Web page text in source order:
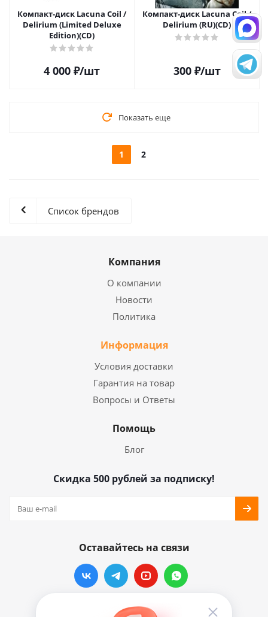
Компакт-диск Lacuna Coil /
Delirium (Limited Deluxe
Edition)(CD)
4 000 ₽/шт
Компакт-диск Lacuna Coil /
Delirium (RU)(CD)
300₽/шт
Показать еще
1 2
Список брендов
Компания
О компании
Новости
Политика
Информация
Условия доставки
Гарантия на товар
Вопросы и Ответы
Помощь
Блог
Скидка 500 рублей за подписку!
Оставайтесь на связи
Наши контакты